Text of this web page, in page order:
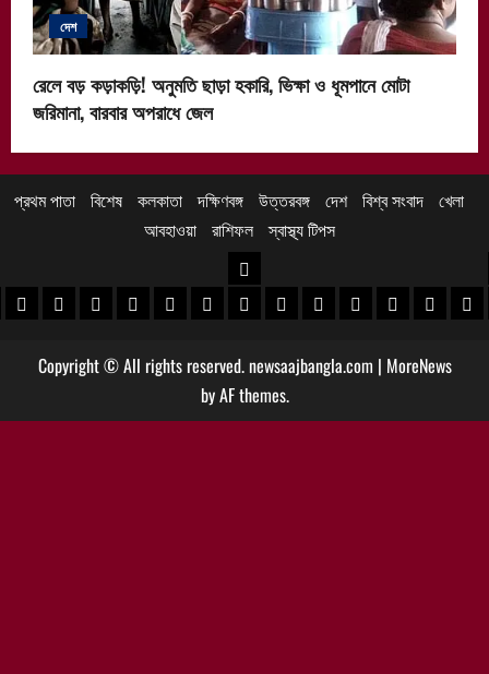
দেশ
রেলে বড় কড়াকড়ি! অনুমতি ছাড়া হকারি, ভিক্ষা ও ধূমপানে মোটা
জরিমানা, বারবার অপরাধে জেল
প্রথম পাতা বিশেষ কলকাতা দক্ষিণবঙ্গ উত্তরবঙ্গ দেশ বিশ্ব সংবাদ খেলা
আবহাওয়া
রাশিফল স্বাস্থ্য টিপস
খবর
খবর
পুরুলিয়া খবর
বাঁকুড়া খবরপশ্চিম বর্ধমান খবর
পূর্ব বর্ধমান খবর
বীরভূম খবরমুর্শিদাবাদ খবর
উত্তরবঙ্গ
কোচবিহার নিউজ
আলিপুরদুয়ার খবর
জলপাইগুড়ি খবর
শিলিগুড়ি খবর
উত্তরদক্ষিণ
Copyright © All rights reserved. newsaajbangla.com | MoreNews
by AF themes.